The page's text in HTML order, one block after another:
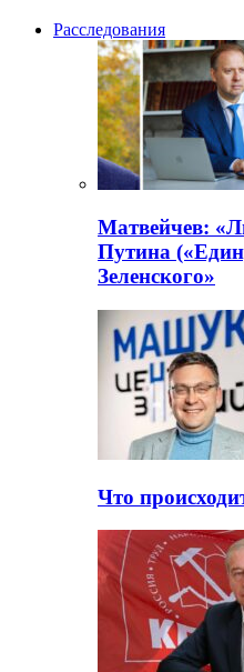
Расследования
Матвейчев:
Путина
Зеленского»
Что